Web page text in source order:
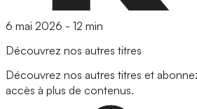
6 mai 2026 - 12 min
Découvrez nos autres titres
Découvrez nos autres titres et
accès à plus de contenus.